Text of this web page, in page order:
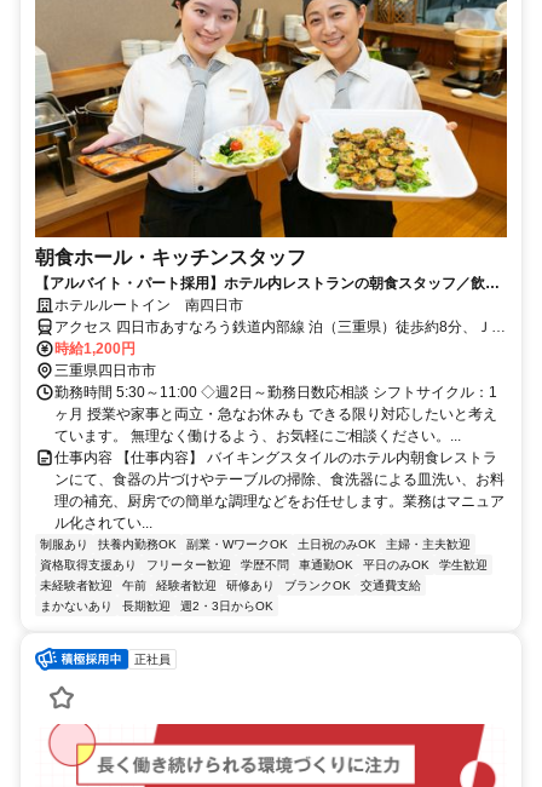
朝食ホール・キッチンスタッフ
【アルバイト・パート採用】ホテル内レストランの朝食スタッフ／飲食
未経験歓迎！主婦(夫)さん活躍中
ホテルルートイン 南四日市
アクセス 四日市あすなろう鉄道内部線 泊（三重県）徒歩約8分、ＪＲ
関西本線 南四日市徒歩約10分
時給1,200円
三重県四日市市
勤務時間 5:30～11:00 ◇週2日～勤務日数応相談 シフトサイクル：1
ヶ月 授業や家事と両立・急なお休みも できる限り対応したいと考え
ています。 無理なく働けるよう、お気軽にご相談ください。...
仕事内容 【仕事内容】 バイキングスタイルのホテル内朝食レストラ
ンにて、食器の片づけやテーブルの掃除、食洗器による皿洗い、お料
理の補充、厨房での簡単な調理などをお任せします。業務はマニュア
ル化されてい...
制服あり 扶養内勤務OK 副業・WワークOK 土日祝のみOK
主婦・主夫歓迎
資格取得支援あり
フリーター歓迎 学歴不問 車通勤OK 平日のみOK
学生歓迎
未経験者歓迎
午前 経験者歓迎 研修あり ブランクOK
交通費支給
まかないあり
長期歓迎 週2・3日からOK
正社員